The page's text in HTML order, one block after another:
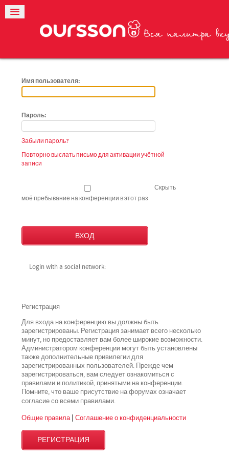
Имя пользователя:
Пароль:
Забыли пароль?
Повторно выслать письмо для активации учётной
записи
Скрыть
моё пребывание на конференции в этот раз
Login with a social network:
Регистрация
Для входа на конференцию вы должны быть
зарегистрированы. Регистрация занимает всего несколько
минут, но предоставляет вам более широкие возможности.
Администратором конференции могут быть установлены
также дополнительные привилегии для
зарегистрированных пользователей. Прежде чем
зарегистрироваться, вам следует ознакомиться с
правилами и политикой, принятыми на конференции.
Помните, что ваше присутствие на форумах означает
согласие со всемиправилами.
Общие правила| Соглашение о конфиденциальности
РЕГИСТРАЦИЯ